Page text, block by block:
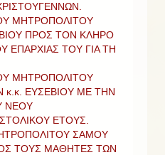
ΜΗΤΡΟΠΟΛΙΤΟΥ
ΠΡΟΣ ΤΟΝ ΚΛΗΡΟ
ΕΠΑΡΧΙΑΣ ΤΟΥ ΓΙΑ ΤΗ
ΜΗΤΡΟΠΟΛΙΤΟΥ
κ.κ. ΕΥΣΕΒΙΟΥ ΜΕ ΤΗΝ
ΝΕΟΥ
ΕΤΟΥΣ.
ΣΑΜΟΥ
ΤΟΥΣ ΜΑΘΗΤΕΣ ΤΩΝ